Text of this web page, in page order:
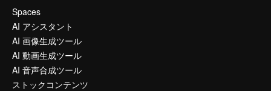
Spaces
AI アシスタント
AI 画像生成ツール
AI 動画生成ツール
AI 音声合成ツール
ストックコンテンツ